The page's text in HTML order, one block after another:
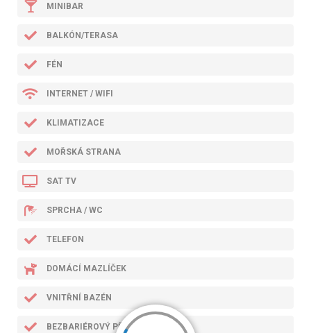
MINIBAR
BALKÓN/TERASA
FÉN
INTERNET / WIFI
KLIMATIZACE
MOŘSKÁ STRANA
SAT TV
SPRCHA / WC
TELEFON
DOMÁCÍ MAZLÍČEK
VNITŘNÍ BAZÉN
BEZBARIÉROVÝ PŘÍSTUP